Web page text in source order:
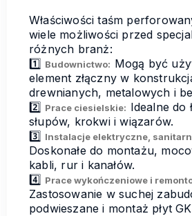
Właściwości taśm
wiele możliwości przed
różnych branż:
1️⃣ Budownictwo: Mogą być
element złączny w
drewnianych, metalowych i
2️⃣ Prace ciesielskie: Idealne do
słupów, krokwi i wiązarów.
3️⃣ Instalacje elektryczne,
Doskonałe do montażu,
kabli, rur i kanałów.
4️⃣ Prace wykończeniowe i
Zastosowanie w suchej
podwieszane i montaż płyt